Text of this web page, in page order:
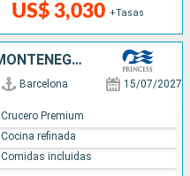
US$ 3,030 +Tasas
FRANCIA, TURQUÍA, GRECIA, MONTENEGRO, ITALIA, ESPAÑA
Barcelona 15/07/2027
Crucero Premium
Cocina refinada
Comidas incluidas